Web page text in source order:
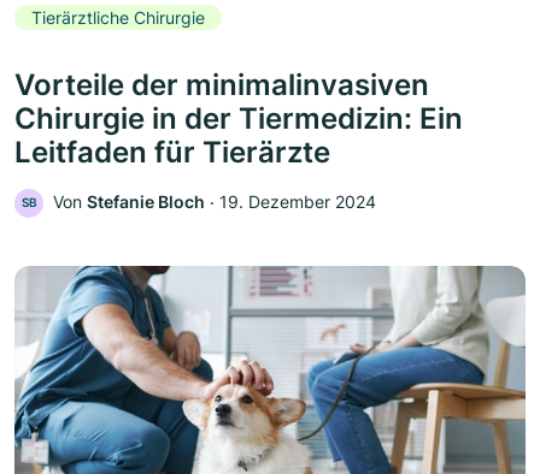
Tierärztliche Chirurgie
Vorteile der minimalinvasiven
Chirurgie in der Tiermedizin: Ein
Leitfaden für Tierärzte
SB Von Stefanie Bloch ‧ 19. Dezember 2024